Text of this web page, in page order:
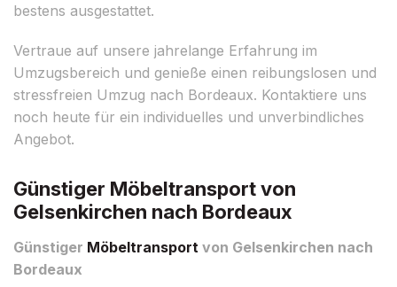
bestens ausgestattet.
Vertraue auf unsere jahrelange Erfahrung im
Umzugsbereich und genieße einen reibungslosen und
stressfreien Umzug nach Bordeaux. Kontaktiere uns
noch heute für ein individuelles und unverbindliches
Angebot.
Günstiger Möbeltransport von
Gelsenkirchen nach Bordeaux
Günstiger Möbeltransport von Gelsenkirchen nach
Bordeaux